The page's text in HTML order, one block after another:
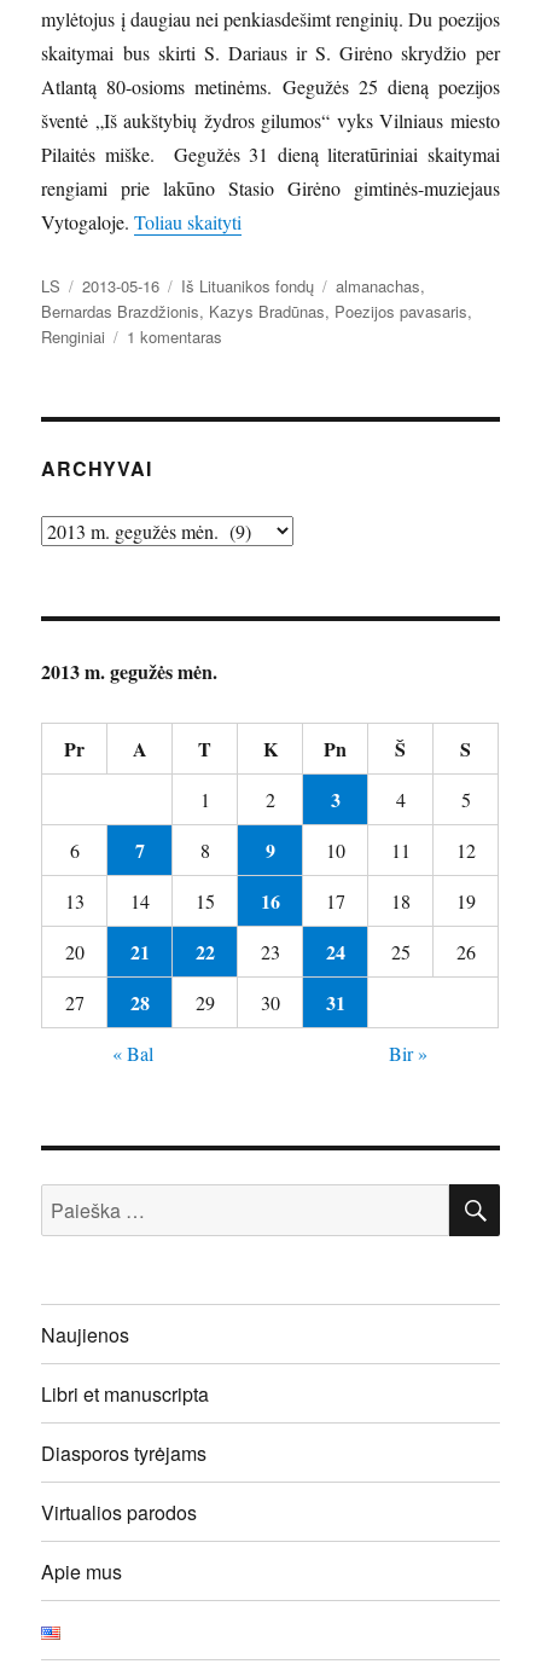
mylėtojus į daugiau nei penkiasdešimt renginių. Du poezijos
skaitymai bus skirti S. Dariaus ir S. Girėno skrydžio per
Atlantą 80-osioms metinėms. Gegužės 25 dieną poezijos
šventė „Iš aukštybių žydros gilumos“ vyks Vilniaus miesto
Pilaitės miške. Gegužės 31 dieną literatūriniai skaitymai
rengiami prie lakūno Stasio Girėno gimtinės-muziejaus
Vytogaloje.Toliau skaityti
Autorius
LS Paskelbta
2013-05-16 Kategorijos
Iš Lituanikos fondų Žymos
almanachas,
Bernardas Brazdžionis, Kazys Bradūnas, Poezijos pavasaris,
Renginiai
1 komentaras
festivalis
ARCHYVAI
Archyvai
2013 m. gegužės mėn.
Pr A T K Pn Š S
1 2 3 4
5
6
7 8 9 10 11
12
13
14 15 16 17 18
19
20
21 22 23 24 25
26
27
28 29 30 31
« Bal Bir »
Ieškoti:
Naujienos
Libri et manuscripta
Diasporos tyrėjams
Virtualios parodos
Apie mus